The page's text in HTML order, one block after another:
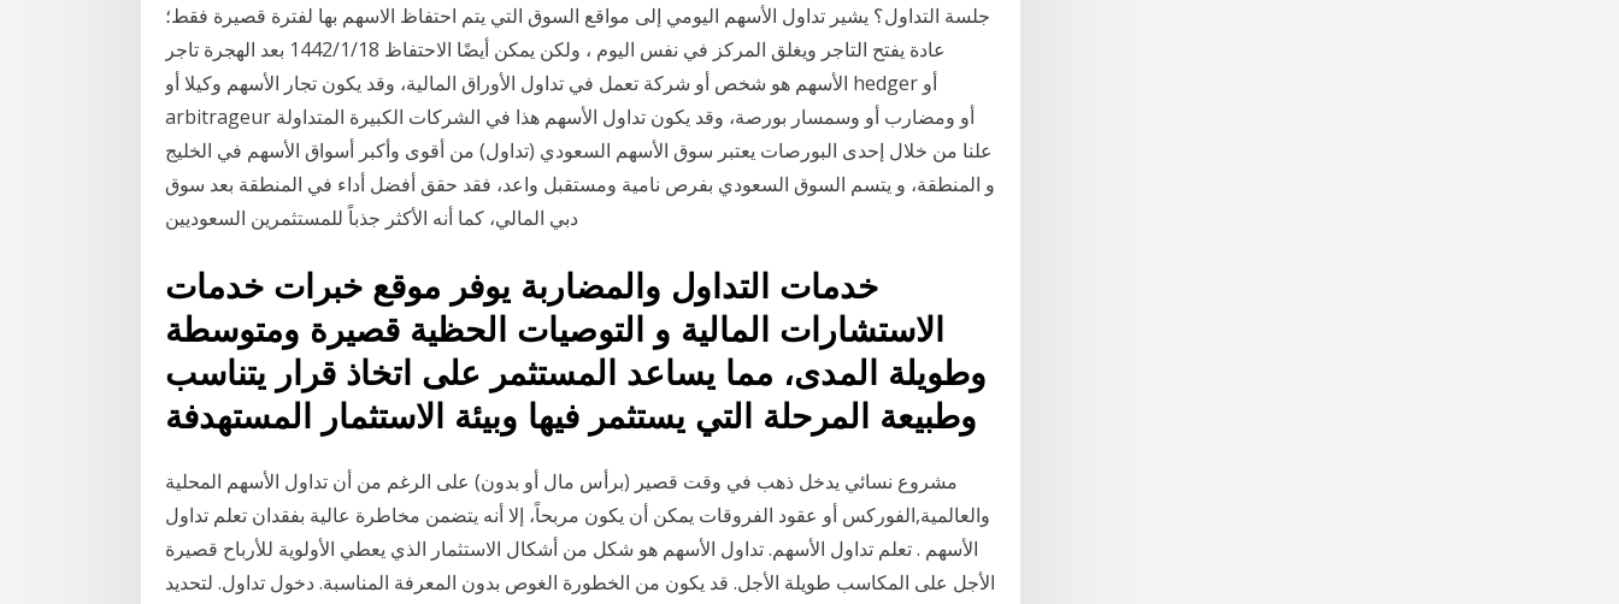
جلسة التداول؟ يشير تداول الأسهم اليومي إلى مواقع السوق التي يتم احتفاظ الاسهم بها لفترة قصيرة فقط؛
عادة يفتح التاجر ويغلق المركز في نفس اليوم ، ولكن يمكن أيضًا الاحتفاظ 18‏‏/1‏‏/1442 بعد الهجرة تاجر
الأسهم هو شخص أو شركة تعمل في تداول الأوراق المالية، وقد يكون تجار الأسهم وكيلا أو hedger أو
arbitrageur أو ومضارب أو وسمسار بورصة، وقد يكون تداول الأسهم هذا في الشركات الكبيرة المتداولة
علنا من خلال إحدى البورصات يعتبر سوق الأسهم السعودي (تداول) من أقوى وأكبر أسواق الأسهم في الخليج
و المنطقة، و يتسم السوق السعودي بفرص نامية ومستقبل واعد، فقد حقق أفضل أداء في المنطقة بعد سوق
دبي المالي، كما أنه الأكثر جذباً للمستثمرين السعوديين
خدمات التداول والمضاربة يوفر موقع خبرات خدمات
الاستشارات المالية و التوصيات الحظية قصيرة ومتوسطة
وطويلة المدى، مما يساعد المستثمر على اتخاذ قرار يتناسب
وطبيعة المرحلة التي يستثمر فيها وبيئة الاستثمار المستهدفة
مشروع نسائي يدخل ذهب في وقت قصير (برأس مال أو بدون) على الرغم من أن تداول الأسهم المحلية
والعالمية,الفوركس أو عقود الفروقات يمكن أن يكون مربحاً، إلا أنه يتضمن مخاطرة عالية بفقدان تعلم تداول
الأسهم . تعلم تداول الأسهم. تداول الأسهم هو شكل من أشكال الاستثمار الذي يعطي الأولوية للأرباح قصيرة
الأجل على المكاسب طويلة الأجل. قد يكون من الخطورة الغوص بدون المعرفة المناسبة. دخول تداول. لتحديد